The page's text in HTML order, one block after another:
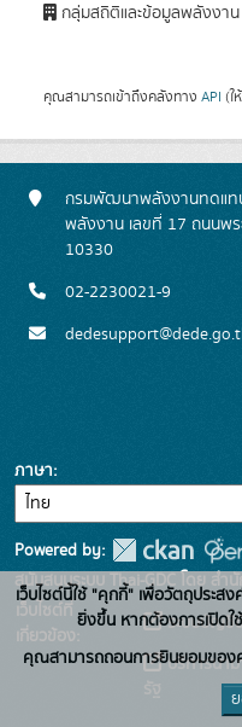
กลุ่มสถิติและข้อมูลพลังงาน
คุณสามารถเข้าถึงคลังทาง API (ใ
กรมพัฒนาพลังงานทดแท
พลังงาน เลขที่ 17 ถนนพ
10330
02-2230021-9
ภาษา
Powered by:
สนับสนุนระบบ Thai-GDC โดย สำ
เว็บไซต์ที่
เกี่ยวข้อง:
ระบบบัญชี
บริการนา
เว็บไซต์นี้ใช้ "คุกกี้" เพื่อวัตถุประส
ยิ่งขึ้น หากต้องการเปิด
คุณสามารถถอนการยินยอมของ